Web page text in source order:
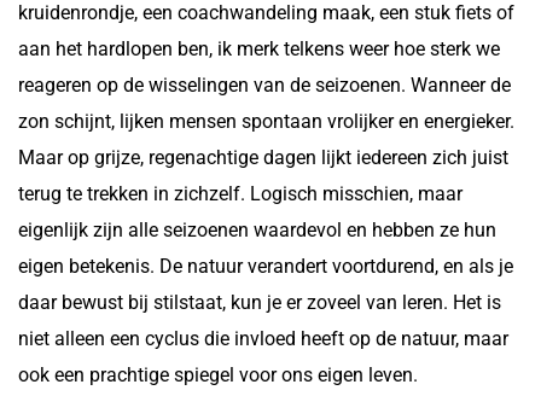
kruidenrondje, een coachwandeling maak, een stuk fiets of
aan het hardlopen ben, ik merk telkens weer hoe sterk we
reageren op de wisselingen van de seizoenen. Wanneer de
zon schijnt, lijken mensen spontaan vrolijker en energieker.
Maar op grijze, regenachtige dagen lijkt iedereen zich juist
terug te trekken in zichzelf. Logisch misschien, maar
eigenlijk zijn alle seizoenen waardevol en hebben ze hun
eigen betekenis. De natuur verandert voortdurend, en als je
daar bewust bij stilstaat, kun je er zoveel van leren. Het is
niet alleen een cyclus die invloed heeft op de natuur, maar
ook een prachtige spiegel voor ons eigen leven.